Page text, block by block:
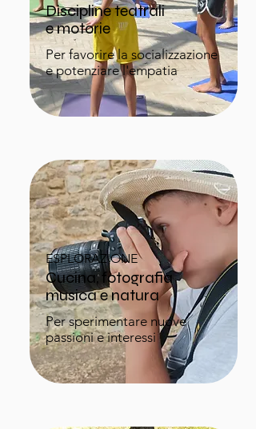
Discipline teatrali
e motorie
Per favorire la socializzazione
e potenziare l'empatia
ESPLORAZIONE
Cucina, fotografia
musica e natura
Per sperimentare nuove
passioni e interessi